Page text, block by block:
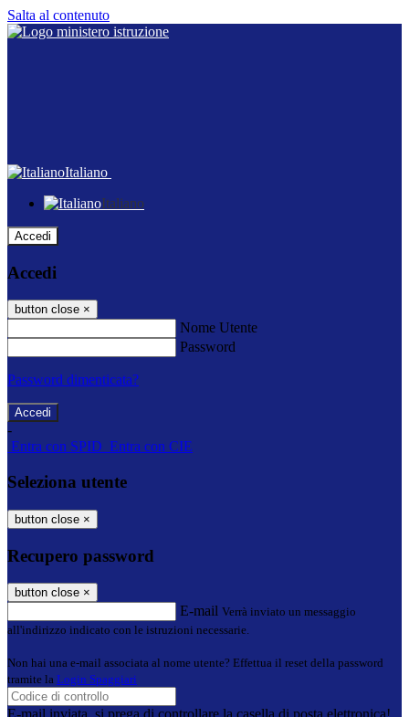
Salta al contenuto
Italiano
Italiano
Accedi
Accedi
button close ×
Nome Utente
Password
Password dimenticata?
-
Entra con SPID Entra con CIE
Seleziona utente
button close ×
Recupero password
button close ×
E-mail Verrà inviato un messaggio
all'indirizzo indicato con le istruzioni necessarie.
Non hai una e-mail associata al nome utente? Effettua il reset della password
tramite la Login Spaggiari